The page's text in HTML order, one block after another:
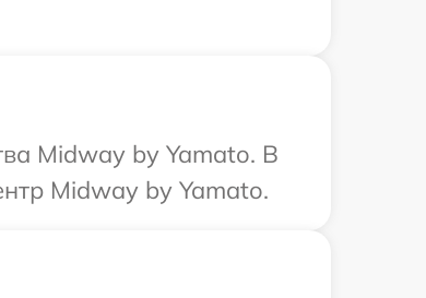
Midway by Yamato. В
Midway by Yamato.